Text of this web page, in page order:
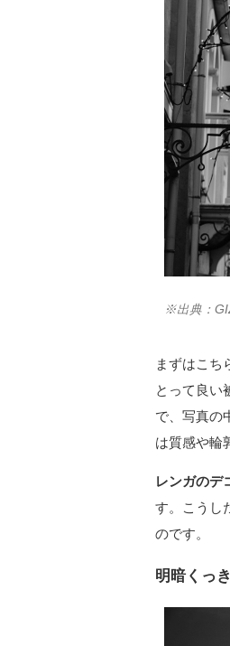
※出典：
まずはこち
とって良い
で、写真の
は質感や輪
レンガのデ
す。こうし
のです。
明暗くっ